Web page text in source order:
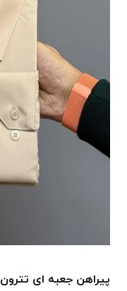
پیراهن جعبه ای تترون MR.FAT رنگ کرم سایز 6XL